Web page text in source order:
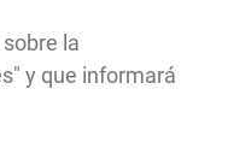
la
y que informará